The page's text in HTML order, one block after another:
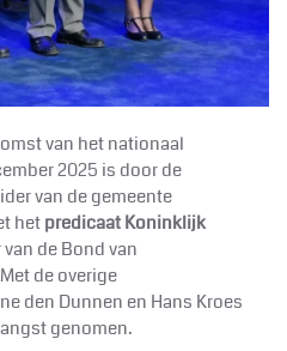
van het nationaal
2025 is door de
van de gemeente
hetpredicaat Koninklijk
de Bond van
de overige
den Dunnen en Hans Kroes
genomen.